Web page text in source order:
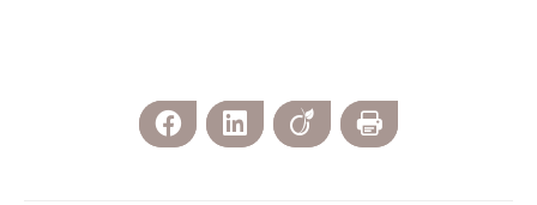
Facebook LinkedIn Viadeo